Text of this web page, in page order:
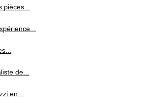
pièces...
de...
en...